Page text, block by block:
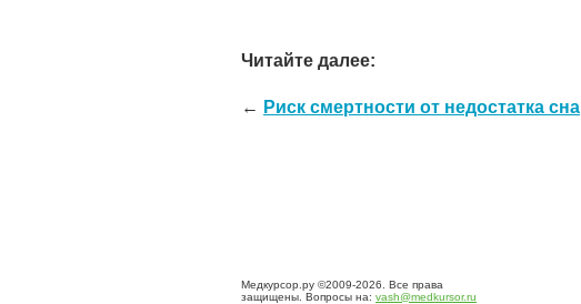
Читайте далее:
← Риск смертности от недостатка сна
Медкурсор.ру ©2009-2026. Все права
защищены. Вопросы на: vash@medkursor.ru